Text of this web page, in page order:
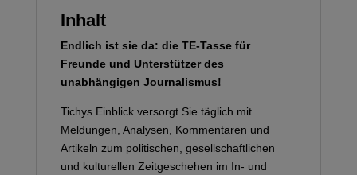
Inhalt
Endlich ist sie da: die TE-Tasse für
Freunde und Unterstützer des
unabhängigen Journalismus!
Tichys Einblick versorgt Sie täglich mit
Meldungen, Analysen, Kommentaren und
Artikeln zum politischen, gesellschaftlichen
und kulturellen Zeitgeschehen im In- und